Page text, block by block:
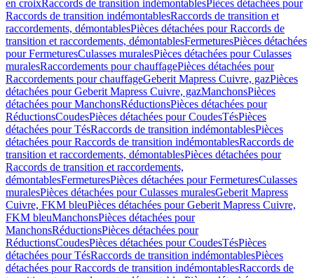
en croixRaccords de transition indémontablesPièces détachées pour
Raccords de transition indémontablesRaccords de transition et
raccordements, démontablesPièces détachées pour Raccords de
transition et raccordements, démontablesFermeturesPièces détachées
pour FermeturesCulasses muralesPièces détachées pour Culasses
muralesRaccordements pour chauffagePièces détachées pour
Raccordements pour chauffageGeberit Mapress Cuivre, gazPièces
détachées pour Geberit Mapress Cuivre, gazManchonsPièces
détachées pour ManchonsRéductionsPièces détachées pour
RéductionsCoudesPièces détachées pour CoudesTésPièces
détachées pour TésRaccords de transition indémontablesPièces
détachées pour Raccords de transition indémontablesRaccords de
transition et raccordements, démontablesPièces détachées pour
Raccords de transition et raccordements,
démontablesFermeturesPièces détachées pour FermeturesCulasses
muralesPièces détachées pour Culasses muralesGeberit Mapress
Cuivre, FKM bleuPièces détachées pour Geberit Mapress Cuivre,
FKM bleuManchonsPièces détachées pour
ManchonsRéductionsPièces détachées pour
RéductionsCoudesPièces détachées pour CoudesTésPièces
détachées pour TésRaccords de transition indémontablesPièces
détachées pour Raccords de transition indémontablesRaccords de